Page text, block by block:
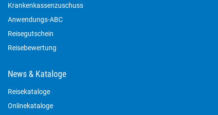
Krankenkassenzuschuss
Anwendungs-ABC
Reisegutschein
Reisebewertung
News & Kataloge
Reisekataloge
Onlinekataloge